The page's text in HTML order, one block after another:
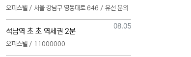
오피스텔 / 서울 강남구 영동대로 646 / 유선 문의
등록일
08.05
석남역 초 초 역세권 2분
오피스텔 / 11000000